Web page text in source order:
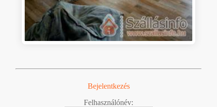
Bejelentkezés
Felhasználónév: